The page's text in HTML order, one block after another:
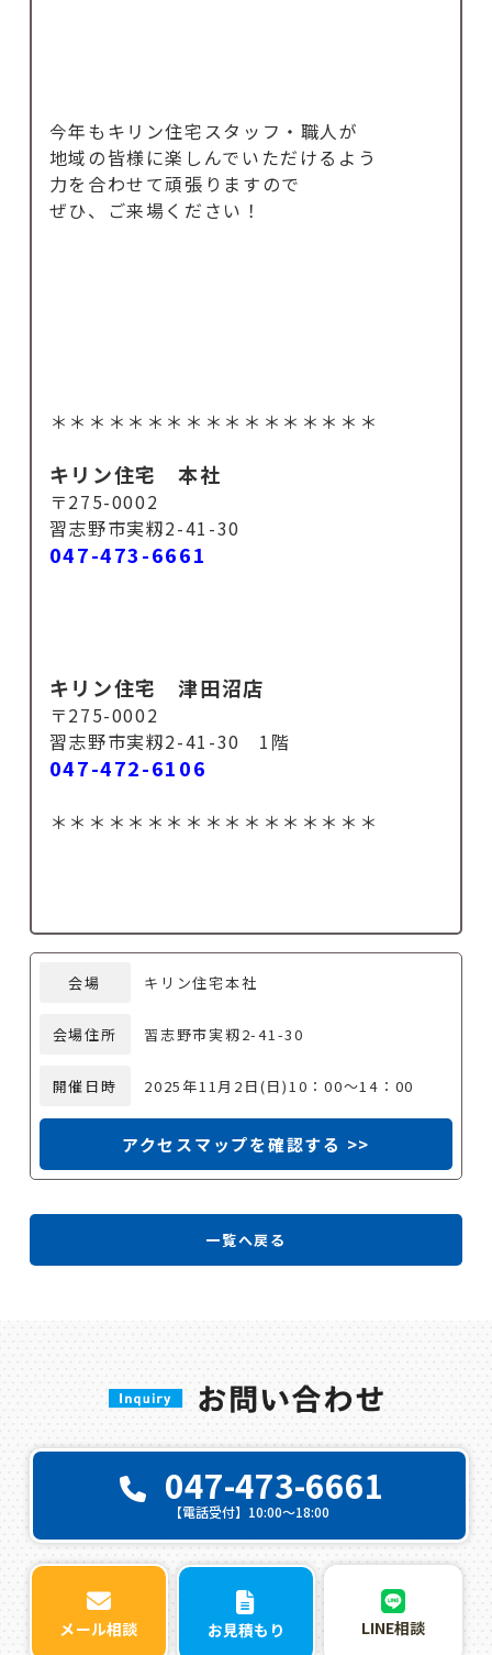
今年もキリン住宅スタッフ・職人が
地域の皆様に楽しんでいただけるよう
力を合わせて頑張りますので
ぜひ、ご来場ください！
＊＊＊＊＊＊＊＊＊＊＊＊＊＊＊＊＊
キリン住宅 本社
〒275-0002
習志野市実籾2-41-30
047-473-6661
キリン住宅 津田沼店
〒275-0002
習志野市実籾2-41-30 1階
047-472-6106
＊＊＊＊＊＊＊＊＊＊＊＊＊＊＊＊＊
会場 キリン住宅本社
会場住所 習志野市実籾2-41-30
開催日時 2025年11月2日(日)10：00～14：00
アクセスマップを確認する >>
一覧へ戻る
047-473-6661
【電話受付】10:00〜18:00
メール相談 お見積もり LINE相談